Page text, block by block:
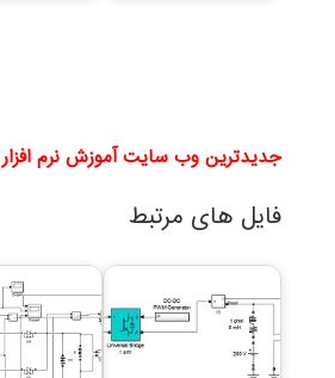
جدیدترین وب سایت آموزش نرم افزار MATLAB
فایل های مرتبط